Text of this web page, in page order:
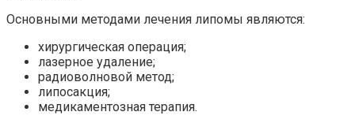
Основными методами лечения липомы являются:
хирургическая операция;
лазерное удаление;
радиоволновой метод;
липосакция;
медикаментозная терапия.